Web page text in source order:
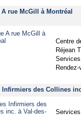
rue McGill à Montréal
Centre
Réjean
Services
Infirmiers des Collines